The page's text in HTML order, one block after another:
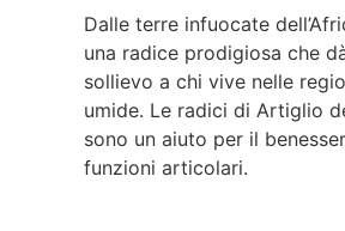
Dalle terre infuocate
una radice prodigiosa che
sollievo a chi vive nelle
umide. Le radici di Artiglio
sono un aiuto per il
funzioni articolari.